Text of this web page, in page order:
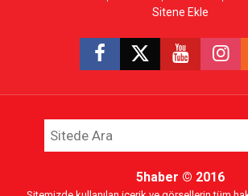
Sitene Ekle
5haber © 2016